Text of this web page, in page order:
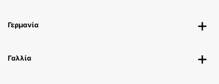
Γερμανία
Γαλλία